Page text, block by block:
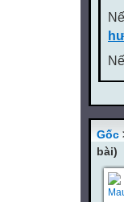
Gốc
bài)